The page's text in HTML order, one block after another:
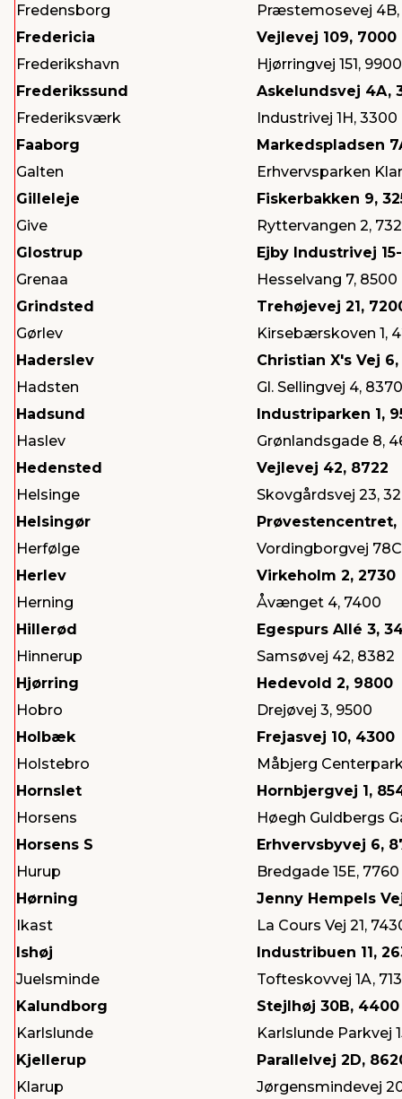
Fredensborg
Præstemosevej
Fredericia
Vejlevej 109, 7000
Frederikshavn
Hjørringvej 151, 9900
Frederikssund
Askelundsvej 4A,
Frederiksværk
Industrivej 1H, 3300
Faaborg
Markedspladsen
Galten
Erhvervsparken
Gilleleje
Fiskerbakken 9,
Give
Ryttervangen 2,
Glostrup
Ejby Industrivej
Grenaa
Hesselvang 7, 8500
Grindsted
Trehøjevej 21,
Gørlev
Kirsebærskoven 1,
Haderslev
Christian X's Vej 6,
Hadsten
Gl. Sellingvej 4, 8370
Hadsund
Industriparken 1,
Haslev
Grønlandsgade 8,
Hedensted
Vejlevej 42, 8722
Helsinge
Skovgårdsvej 23,
Helsingør
Prøvestencentret,
Herfølge
Vordingborgvej
Herlev
Virkeholm 2, 2730
Herning
Åvænget 4, 7400
Hillerød
Egespurs Allé 3,
Hinnerup
Samsøvej 42, 8382
Hjørring
Hedevold 2, 9800
Hobro
Drejøvej 3, 9500
Holbæk
Frejasvej 10, 4300
Holstebro
Måbjerg
Hornslet
Hornbjergvej 1,
Horsens
Høegh Guldbergs
Horsens S
Erhvervsbyvej 6,
Hurup
Bredgade 15E, 7760
Hørning
Jenny Hempels
Ikast
La Cours Vej 21,
Ishøj
Industribuen 11,
Juelsminde
Tofteskovvej 1A,
Kalundborg
Stejlhøj 30B, 4400
Karlslunde
Karlslunde Parkvej
Kjellerup
Parallelvej 2D,
Klarup
Jørgensmindevej